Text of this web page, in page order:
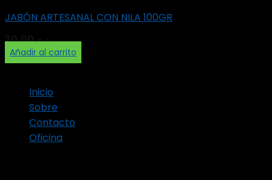
JABÓN ARTESANAL CON NILA 100GR
د.م.20,00
Añadir al carrito
enlaces rápidos
Inicio
Sobre
Contacto
Oficina